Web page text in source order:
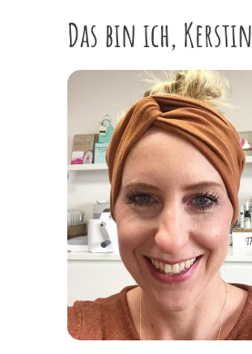
Das bin ich, Kerstin